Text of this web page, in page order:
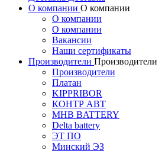
О компании О компании
О компании
О компании
Вакансии
Наши сертификаты
Производители Производители
Производители
Платан
KIPPRIBOR
КОНТР АВТ
MHB BATTERY
Delta battery
ЭT ПО
Минский ЭЗ